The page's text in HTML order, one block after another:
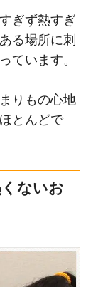
ぎず熱すぎ
る場所に刺
ています。
りもの心地
とんどで
ないお